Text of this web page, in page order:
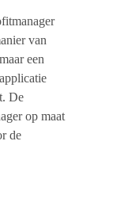
van
een
De
op maat
de